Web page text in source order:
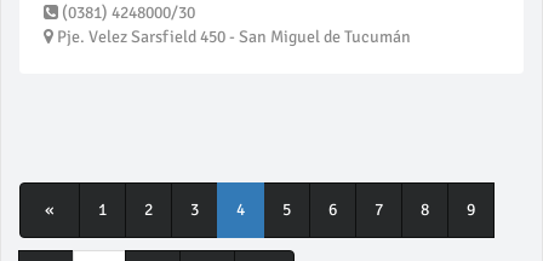
(0381) 4248000/30
Pje. Velez Sarsfield 450 - San Miguel de Tucumán
« 1 2 3 4 5 6 7 8 9